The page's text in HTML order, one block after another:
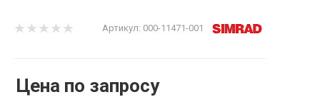
Артикул: 000-11471-001
Цена по запросу